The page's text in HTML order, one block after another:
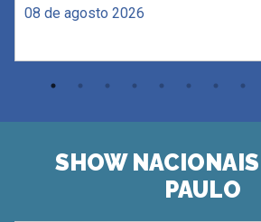
08 de agosto 2026
SHOW
PAULO